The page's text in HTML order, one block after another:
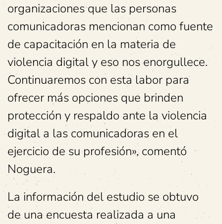
organizaciones que las personas
comunicadoras mencionan como fuente
de capacitación en la materia de
violencia digital y eso nos enorgullece.
Continuaremos con esta labor para
ofrecer más opciones que brinden
protección y respaldo ante la violencia
digital a las comunicadoras en el
ejercicio de su profesión», comentó
Noguera.
La información del estudio se obtuvo
de una encuesta realizada a una